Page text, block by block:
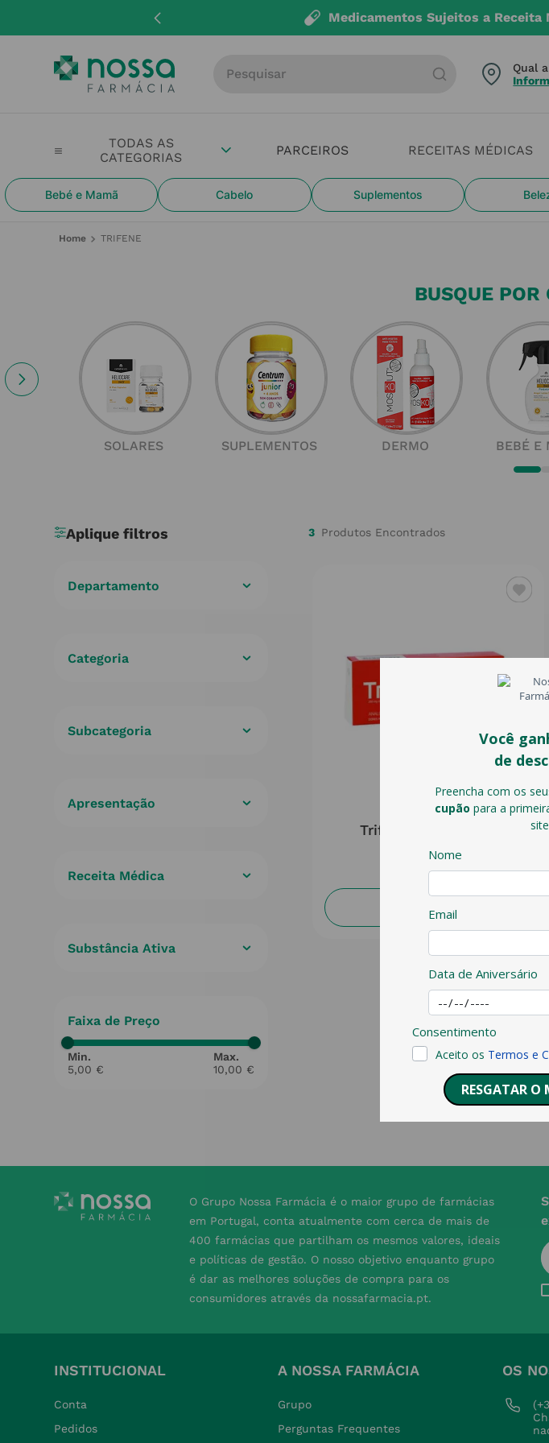
Medicamentos Sujeitos a Receita
PARCEIROS RECEITAS MÉDICAS
Bebé e Mamã Cabelo Suplementos
Qual
TRIFENE
BUSQUE POR
SOLARES SUPLEMENTOS DERMO BEBÉ E
Departamento
Categoria
Subcategoria
Receita Médica
Substância Ativa
Faixa de Preço
5,00 € 10,00 €
3
TRIFENE
Trifene 200 200 Mg
07 €
ADICIONAR
O Grupo Nossa Farmácia é o maior grupo de farmácias
em Portugal, conta atualmente com cerca de mais de
400 farmácias que partilham os mesmos valores, ideais
e políticas de gestão. O nosso objetivo enquanto grupo
é dar as melhores soluções de compra para os
consumidores através da nossafarmacia.pt.
INSTITUCIONAL
Conta
Pedidos
A NOSSA FARMÁCIA
Grupo
Perguntas Frequentes
OS